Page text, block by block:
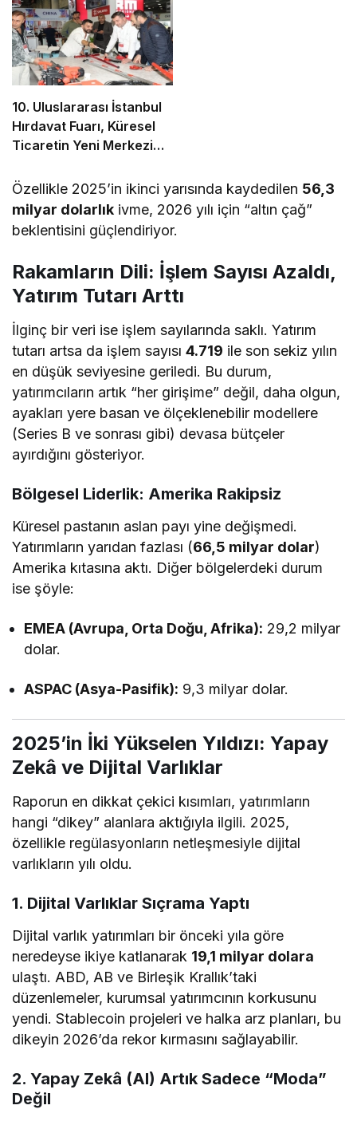
10. Uluslararası İstanbul
Hırdavat Fuarı, Küresel
Ticaretin Yeni Merkezi
Özellikle 2025’in ikinci yarısında kaydedilen 56,3
milyar dolarlık ivme, 2026 yılı için “altın çağ”
beklentisini güçlendiriyor.
Rakamların Dili: İşlem Sayısı Azaldı,
Yatırım Tutarı Arttı
İlginç bir veri ise işlem sayılarında saklı. Yatırım
tutarı artsa da işlem sayısı4.719 ile son sekiz yılın
en düşük seviyesine geriledi. Bu durum,
yatırımcıların artık “her girişime” değil, daha olgun,
ayakları yere basan ve ölçeklenebilir modellere
(Series B ve sonrası gibi) devasa bütçeler
ayırdığını gösteriyor.
Bölgesel Liderlik: Amerika Rakipsiz
Küresel pastanın aslan payı yine değişmedi.
Yatırımların yarıdan fazlası (66,5 milyar dolar)
Amerika kıtasına aktı. Diğer bölgelerdeki durum
ise şöyle:
EMEA (Avrupa, Orta Doğu, Afrika): 29,2 milyar
dolar.
ASPAC (Asya-Pasifik): 9,3 milyar dolar.
2025’in İki Yükselen Yıldızı: Yapay
Zekâ ve Dijital Varlıklar
Raporun en dikkat çekici kısımları, yatırımların
hangi “dikey” alanlara aktığıyla ilgili. 2025,
özellikle regülasyonların netleşmesiyle dijital
varlıkların yılı oldu.
1. Dijital Varlıklar Sıçrama Yaptı
Dijital varlık yatırımları bir önceki yıla göre
neredeyse ikiye katlanarak 19,1 milyar dolara
ulaştı. ABD, AB ve Birleşik Krallık’taki
düzenlemeler, kurumsal yatırımcının korkusunu
yendi. Stablecoin projeleri ve halka arz planları, bu
dikeyin 2026’da rekor kırmasını sağlayabilir.
2. Yapay Zekâ (AI) Artık Sadece “Moda”
Değil